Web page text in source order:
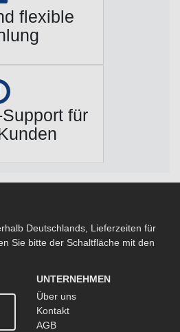
flexible
für
Deutschlands, Lieferzeiten für
Sie bitte der Schaltfläche mit den
UNTERNEHMEN
Über uns
Kontakt
AGB